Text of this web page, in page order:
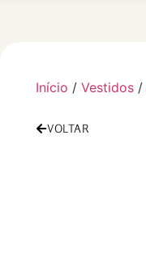
Início / Vestidos /
VOLTAR